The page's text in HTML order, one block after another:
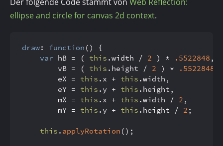
Der folgende Code stammt von Web Reflection:
ellipse and circle for canvas 2d context.
draw: function ( ) {
var hB = ( this .width / 2 ) * .5522848 ,
		vB = (
this . height / 2 ) * .5522848
		eX =
this . x + this .width ,
		eY =
this . y + this . height ,
		mX =
this . x + this .width / 2 ,
		mY =
this . y + this . height / 2 ;
this . applyRotation ();